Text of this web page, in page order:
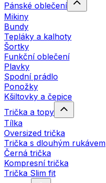
Pánské oblečení
Mikiny
Bundy
Tepláky a kalhoty
Šortky
Funkční oblečení
Plavky
Spodní prádlo
Ponožky
Kšiltovky a čepice
Trička a topy
Tílka
Oversized trička
Trička s dlouhým rukávem
Černá trička
Kompresní trička
Trička Slim fit